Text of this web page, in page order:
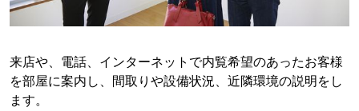
来店や、電話、インターネットで内覧希望のあったお客様
を部屋に案内し、間取りや設備状況、近隣環境の説明をし
ます。